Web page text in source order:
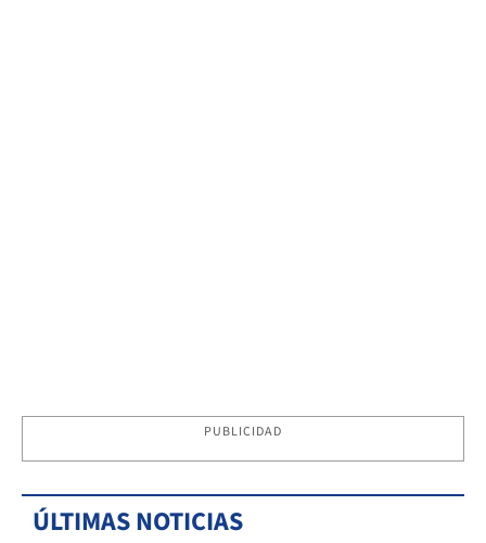
PUBLICIDAD
ÚLTIMAS NOTICIAS